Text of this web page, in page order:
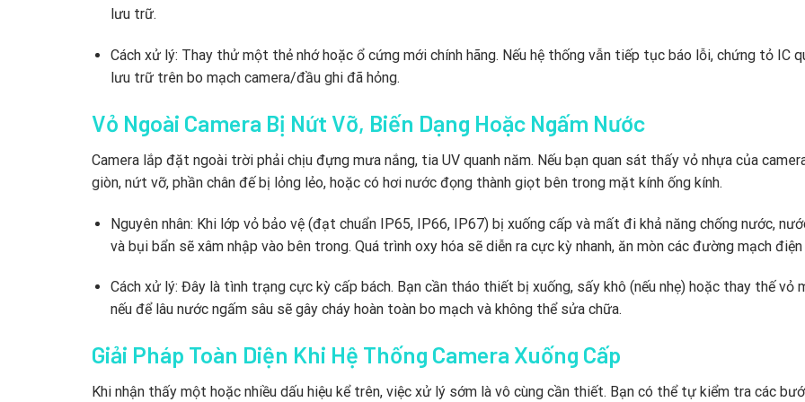
lưu trữ.
Cách xử lý: Thay thử một thẻ nhớ hoặc ổ cứng mới chính hãng. Nếu hệ thống vẫn tiếp tục báo lỗi, chứng tỏ IC
lưu trữ trên bo mạch camera/đầu ghi đã hỏng.
Vỏ Ngoài Camera Bị Nứt Vỡ, Biến Dạng Hoặc Ngấm Nước
Camera lắp đặt ngoài trời phải chịu đựng mưa nắng, tia UV quanh năm. Nếu bạn quan sát thấy vỏ nhựa của
giòn, nứt vỡ, phần chân đế bị lỏng lẻo, hoặc có hơi nước đọng thành giọt bên trong mặt kính ống kính.
Nguyên nhân: Khi lớp vỏ bảo vệ (đạt chuẩn IP65, IP66, IP67) bị xuống cấp và mất đi khả năng chống nước,
và bụi bẩn sẽ xâm nhập vào bên trong. Quá trình oxy hóa sẽ diễn ra cực kỳ nhanh, ăn mòn các đường mạch
Cách xử lý: Đây là tình trạng cực kỳ cấp bách. Bạn cần tháo thiết bị xuống, sấy khô (nếu nhẹ) hoặc thay thế vỏ
nếu để lâu nước ngấm sâu sẽ gây cháy hoàn toàn bo mạch và không thể sửa chữa.
Giải Pháp Toàn Diện Khi Hệ Thống Camera Xuống Cấp
Khi nhận thấy một hoặc nhiều dấu hiệu kể trên, việc xử lý sớm là vô cùng cần thiết. Bạn có thể tự kiểm tra các